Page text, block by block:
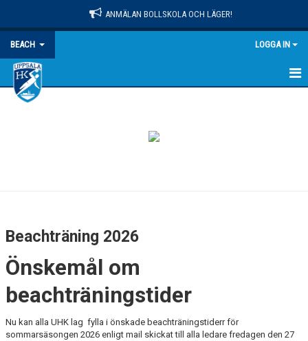
ANMÄLAN BOLLSKOLA OCH LÄGER!
BEACH LOGGA IN
HEM
Beachträning 2026
Önskemål om
beachträningstider
Nu kan alla UHK lag fylla i önskade beachträningstiderr för
sommarsäsongen 2026 enligt mail skickat till alla ledare fredagen den 27